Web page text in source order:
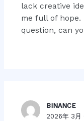
lack creative
me full of hope.
question, can
BINANCE
2026年 3月